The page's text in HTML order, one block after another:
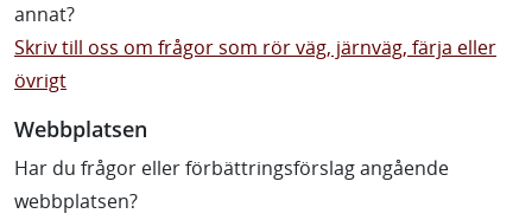
annat?
Skriv till oss om frågor som rör väg, järnväg, färja eller
övrigt
Webbplatsen
Har du frågor eller förbättringsförslag angående
webbplatsen?